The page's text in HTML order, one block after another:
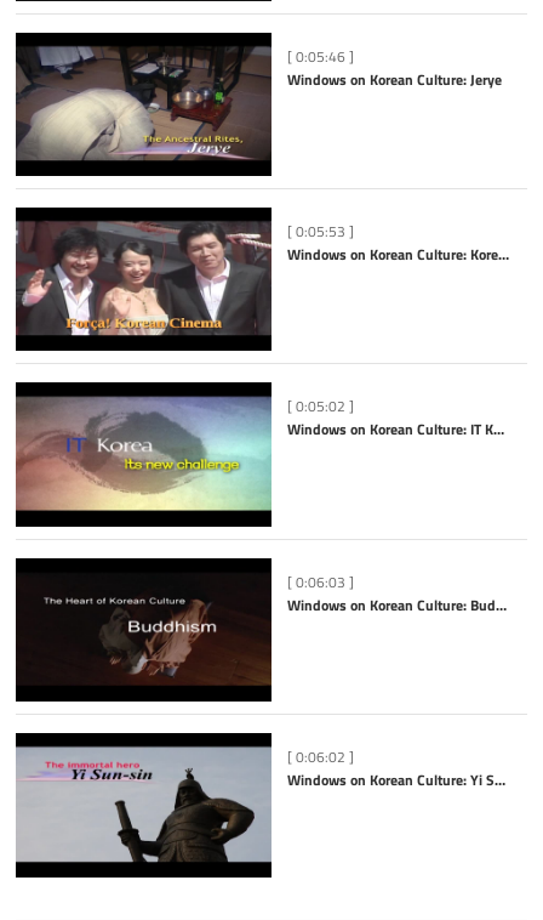
[ 0:05:46 ]
Windows on Korean Culture: Jerye
[ 0:05:53 ]
Windows on Korean Culture: Korean Cinema
[ 0:05:02 ]
Windows on Korean Culture: IT Korea
[ 0:06:03 ]
Windows on Korean Culture: Buddhism
[ 0:06:02 ]
Windows on Korean Culture: Yi Sun-sin